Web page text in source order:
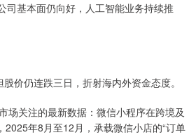
司基本面仍向好，人工智能业务持续推
价仍连跌三日，折射海内外资金态度。
场关注的最新数据：微信小程序在跨境及
年8月至12月，承载微信小店的“订单